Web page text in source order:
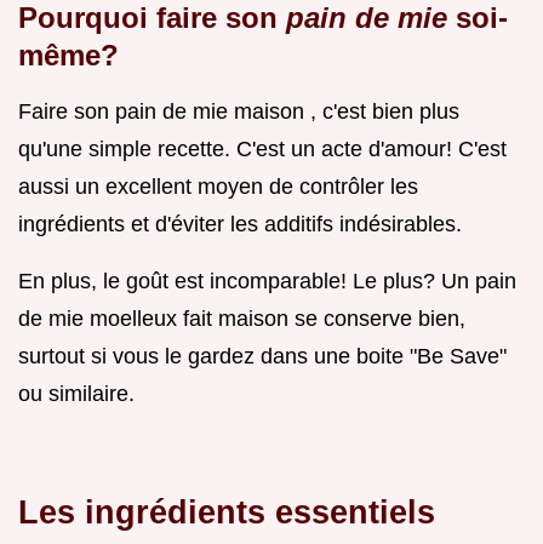
Pourquoi faire son pain de mie soi-
même?
Faire son pain de mie maison , c'est bien plus
qu'une simple recette. C'est un acte d'amour! C'est
aussi un excellent moyen de contrôler les
ingrédients et d'éviter les additifs indésirables.
En plus, le goût est incomparable! Le plus? Un pain
de mie moelleux fait maison se conserve bien,
surtout si vous le gardez dans une boite "Be Save"
ou similaire.
Les ingrédients essentiels